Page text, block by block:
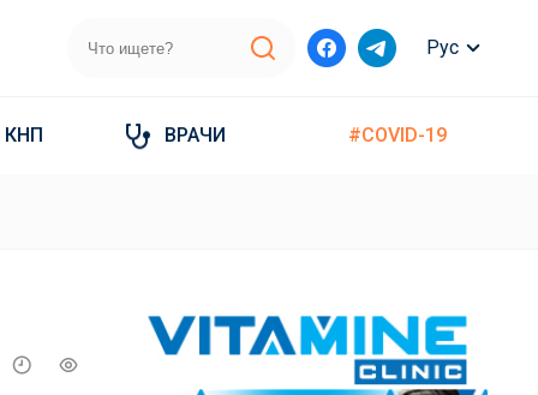
Рус
КНП ВРАЧИ #COVID-19